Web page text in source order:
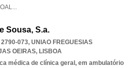
...
Sousa, S.a.
2790-073, UNIAO FREGUESIAS
OEIRAS, LISBOA
médica de clínica geral, em ambulatório